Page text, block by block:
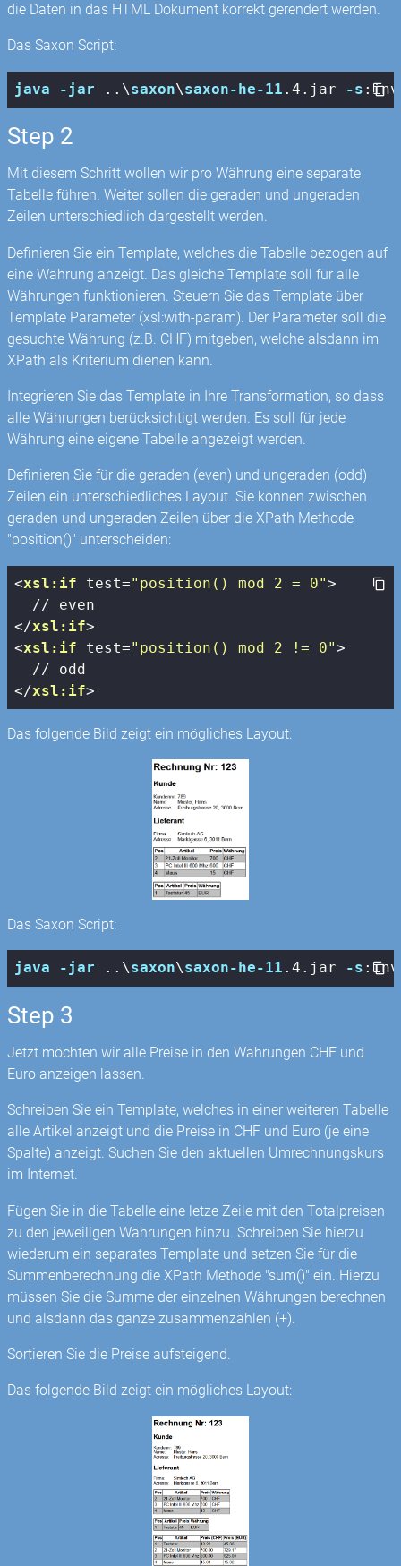
die Daten in das HTML Dokument korrekt gerendert werden.
Das Saxon Script:
java -jar ..\saxon\saxon-he-11 .4 .jar -s
Step 2
Mit diesem Schritt wollen wir pro Währung eine separate
Tabelle führen. Weiter sollen die geraden und ungeraden
Zeilen unterschiedlich dargestellt werden.
Definieren Sie ein Template, welches die Tabelle bezogen auf
eine Währung anzeigt. Das gleiche Template soll für alle
Währungen funktionieren. Steuern Sie das Template über
Template Parameter (xsl:with-param). Der Parameter soll die
gesuchte Währung (z.B. CHF) mitgeben, welche alsdann im
XPath als Kriterium dienen kann.
Integrieren Sie das Template in Ihre Transformation, so dass
alle Währungen berücksichtigt werden. Es soll für jede
Währung eine eigene Tabelle angezeigt werden.
Definieren Sie für die geraden (even) und ungeraden (odd)
Zeilen ein unterschiedliches Layout. Sie können zwischen
geraden und ungeraden Zeilen über die XPath Methode
"position()" unterscheiden:
<xsl:if test="position() mod 2 = 0">
</xsl:if>
<xsl:if test="position() mod 2 != 0">
</xsl:if>
Das folgende Bild zeigt ein mögliches Layout:
Das Saxon Script:
java -jar ..\saxon\saxon-he-11 .4 .jar -s
Step 3
Jetzt möchten wir alle Preise in den Währungen CHF und
Euro anzeigen lassen.
Schreiben Sie ein Template, welches in einer weiteren Tabelle
alle Artikel anzeigt und die Preise in CHF und Euro (je eine
Spalte) anzeigt. Suchen Sie den aktuellen Umrechnungskurs
im Internet.
Fügen Sie in die Tabelle eine letze Zeile mit den Totalpreisen
zu den jeweiligen Währungen hinzu. Schreiben Sie hierzu
wiederum ein separates Template und setzen Sie für die
Summenberechnung die XPath Methode "sum()" ein. Hierzu
müssen Sie die Summe der einzelnen Währungen berechnen
und alsdann das ganze zusammenzählen (+).
Sortieren Sie die Preise aufsteigend.
Das folgende Bild zeigt ein mögliches Layout: